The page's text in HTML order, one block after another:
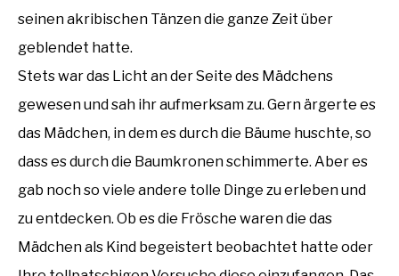
seinen akribischen Tänzen die ganze Zeit über
geblendet hatte.
Stets war das Licht an der Seite des Mädchens
gewesen und sah ihr aufmerksam zu. Gern ärgerte es
das Mädchen, in dem es durch die Bäume huschte, so
dass es durch die Baumkronen schimmerte. Aber es
gab noch so viele andere tolle Dinge zu erleben und
zu entdecken. Ob es die Frösche waren die das
Mädchen als Kind begeistert beobachtet hatte oder